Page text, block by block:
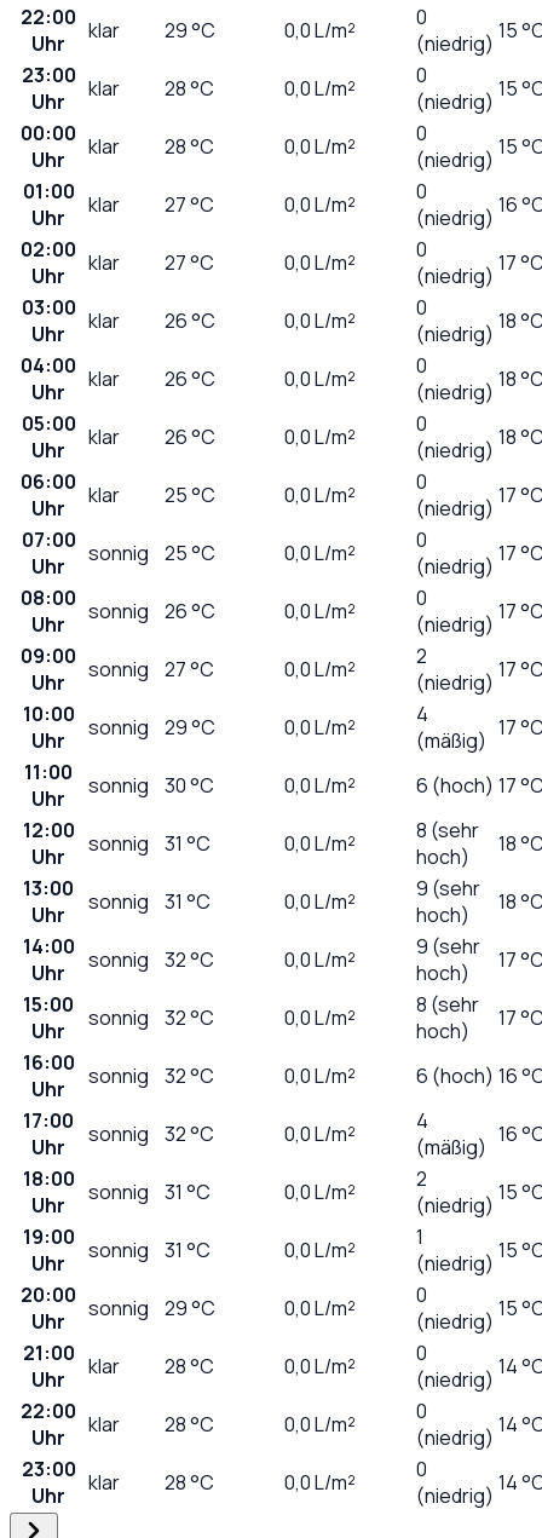
22:00
Uhr
klar 29°C 0,0L/m²
0
(niedrig) 15
23:00
Uhr
klar 28°C 0,0L/m²
0
(niedrig) 15
00:00
Uhr
klar 28°C 0,0L/m²
0
(niedrig) 15
01:00
Uhr
klar 27°C 0,0L/m²
0
(niedrig) 16
02:00
Uhr
klar 27°C 0,0L/m²
0
(niedrig) 17
03:00
Uhr
klar 26°C 0,0L/m²
0
(niedrig) 18
04:00
Uhr
klar 26°C 0,0L/m²
0
(niedrig) 18
05:00
Uhr
klar 26°C 0,0L/m²
0
(niedrig) 18
06:00
Uhr
klar 25°C 0,0L/m²
0
(niedrig) 17
07:00
Uhr
sonnig 25°C 0,0L/m²
0
(niedrig) 17
08:00
Uhr
sonnig 26°C 0,0L/m²
0
(niedrig) 17
09:00
Uhr
sonnig 27°C 0,0L/m²
2
(niedrig) 17
10:00
Uhr
sonnig 29°C 0,0L/m²
4
(mäßig) 17
11:00
Uhr
sonnig 30°C 0,0L/m² 6 (hoch) 17
12:00
Uhr
sonnig 31 °C 0,0L/m²
8 (sehr
hoch)
18
13:00
Uhr
sonnig 31 °C 0,0L/m²
9 (sehr
hoch)
18
14:00
Uhr
sonnig 32°C 0,0L/m²
9 (sehr
hoch)
17
15:00
Uhr
sonnig 32°C 0,0L/m²
8 (sehr
hoch)
17
16:00
Uhr
sonnig 32°C 0,0L/m² 6 (hoch) 16
17:00
Uhr
sonnig 32°C 0,0L/m²
4
(mäßig) 16
18:00
Uhr
sonnig 31 °C 0,0L/m²
2
(niedrig) 15
19:00
Uhr
sonnig 31 °C 0,0L/m²
1
(niedrig) 15
20:00
Uhr
sonnig 29°C 0,0L/m²
0
(niedrig) 15
21:00
Uhr
klar 28°C 0,0L/m²
0
(niedrig) 14
22:00
Uhr
klar 28°C 0,0L/m²
0
(niedrig) 14
23:00
Uhr
klar 28°C 0,0L/m²
0
(niedrig) 14